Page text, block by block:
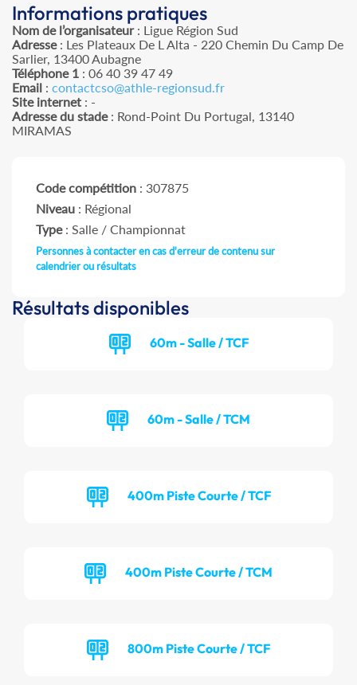
Informations pratiques
Nom de l’organisateur: Ligue Région Sud
Adresse: Les Plateaux De L Alta - 220 Chemin Du Camp De
Sarlier, 13400 Aubagne
Téléphone 1 : 06 40 39 47 49
Email : contactcso@athle-regionsud.fr
Site internet : -
Adresse du stade: Rond-Point Du Portugal, 13140
MIRAMAS
Code compétition : 307875
Niveau : Régional
Type: Salle / Championnat
Personnes à contacter en cas d'erreur de contenu sur
calendrier ou résultats
Résultats disponibles
60m - Salle / TCF
60m - Salle / TCM
400m Piste Courte / TCF
400m Piste Courte / TCM
800m Piste Courte / TCF